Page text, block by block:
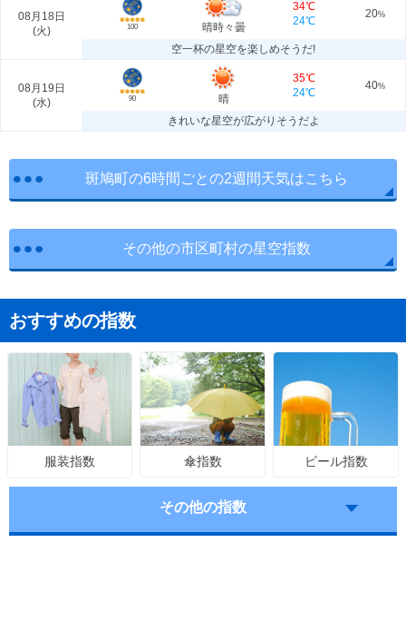
08月18日
(火) 100 晴時々曇
34℃
24℃
20%
空一杯の星空を楽しめそうだ!
08月19日
(水) 90 晴
35℃
24℃
40%
きれいな星空が広がりそうだよ
斑鳩町の6時間ごとの2週間天気はこちら
その他の市区町村の星空指数
おすすめの指数
服装指数 傘指数 ビール指数
その他の指数